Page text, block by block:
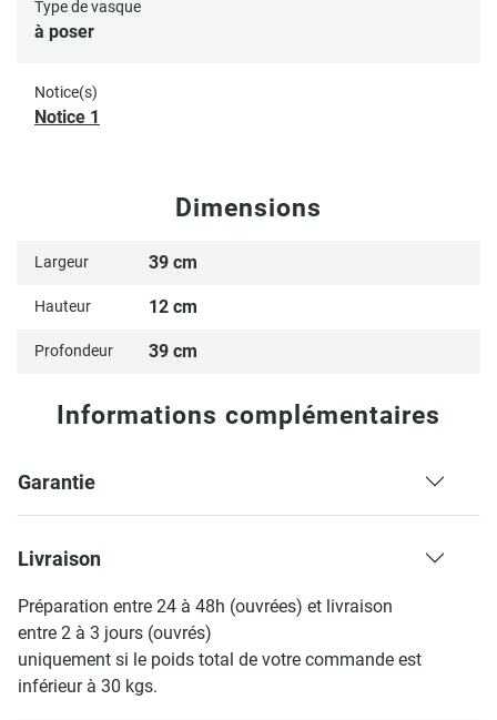
Type de vasque
à poser
Notice(s)
Notice 1
Dimensions
Largeur 39 cm
Hauteur 12 cm
Profondeur 39 cm
Informations complémentaires
Garantie
Livraison
Préparation entre 24 à 48h (ouvrées) et livraison
entre 2 à 3 jours (ouvrés)
uniquement si le poids total de votre commande est
inférieur à 30 kgs.